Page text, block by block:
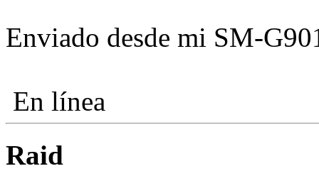
Enviado desde mi SM-
En línea
Raid